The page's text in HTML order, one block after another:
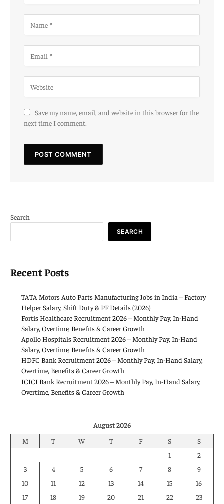
Save my name, email, and website in this browser for the
next time I comment.
Search
SEARCH
Recent Posts
TATA Motors Auto Parts Manufacturing Jobs in India – Factory
Helper Salary, Shift Duty & PF Details (2026)
Fortis Healthcare Recruitment 2026 – Monthly Pay, In-Hand
Salary, Overtime, Benefits & Career Growth
Apollo Hospitals Recruitment 2026 – Monthly Pay, In-Hand
Salary, Overtime, Benefits & Career Growth
HDFC Bank Recruitment 2026 – Monthly Pay, In-Hand Salary,
Overtime, Benefits & Career Growth
ICICI Bank Recruitment 2026 – Monthly Pay, In-Hand Salary,
Overtime, Benefits & Career Growth
August 2026
M
T W T F S
S
1
2
3
4 5 6 7 8
9
10
11 12 13 14 15
16
17
18 19 20 21 22 23